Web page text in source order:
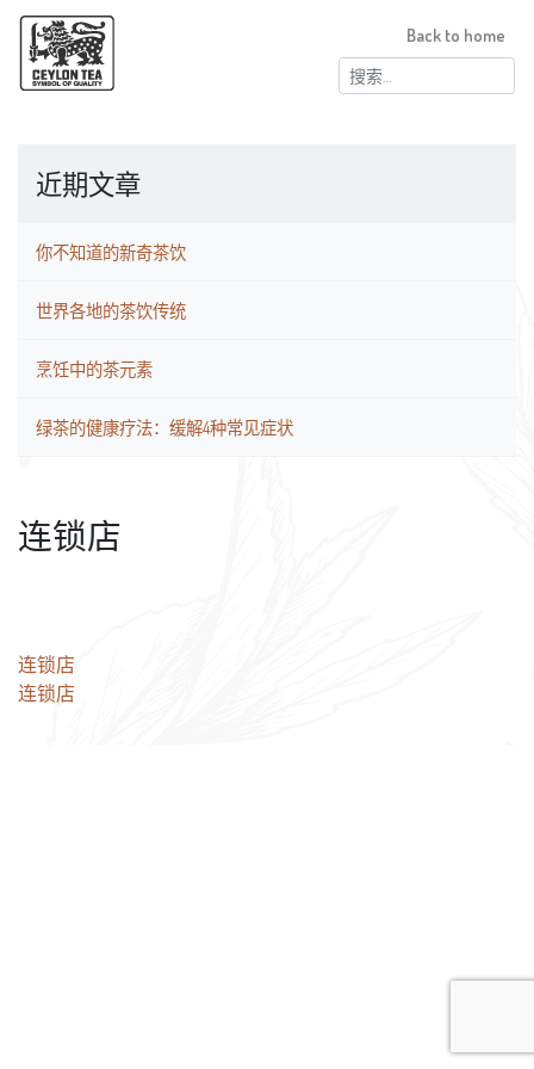
搜
索：
Back to home
近期文章
你不知道的新奇茶饮
世界各地的茶饮传统
烹饪中的茶元素
绿茶的健康疗法：缓解4种常见症状
连锁店
文
章
连锁店
连锁店